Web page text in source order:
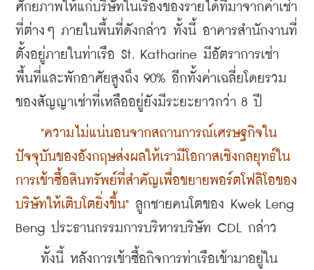
ศักยภาพให้แก่บริษัทในเรื่องของรายได้ที่มาจากค่าเช่า
ที่ต่างๆ ภายในพื้นที่ดังกล่าว ทั้งนี้ อาคารสํานักงานที่
ตั้งอยู่ภายในท่าเรือ St. Katharine มีอัตราการเช่า
พื้นที่และพักอาศัยสูงถึง 90% อีกทั้งค่าเฉลี่ยโดยรวม
ของสัญญาเช่าที่เหลืออยู่ยังมีระยะยาวกว่า 8 ปี
"ความไม่แน่นอนจากสถานการณ์เศรษฐกิจใน
ปัจจุบันของอังกฤษส่งผลให้เรามีโอกาสเชิงกลยุทธ์ใน
การเข้าซื้อสินทรัพย์ที่สำคัญเพื่อขยายพอร์ตโฟลิโอของ
บริษัทให้เติบโตยิ่งขึ้น" ลูกชายคนโตของ Kwek Leng
Beng ประธานกรรมการบริหารบริษัท CDL กล่าว
ทั้งนี้ หลังการเข้าซื้อกิจการท่าเรือเข้ามาอยู่ใน